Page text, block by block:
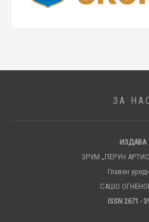
ЗА
ИЗДАВА
ЗРУМ „ПЕРУН
Главен
САШО
ISSN 2671 -